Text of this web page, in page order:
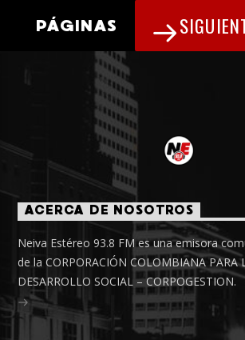
PÁGINAS
ACERCA DE NOSOTROS
Neiva Estéreo 93.8 FM es una emisora
de la CORPORACIÓN COLOMBIANA PARA
DESARROLLO SOCIAL – CORPOGESTION.